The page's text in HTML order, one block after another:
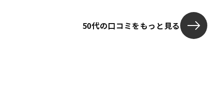
あり、誤魔化
れてしまう可
50代の口コミをもっと見る